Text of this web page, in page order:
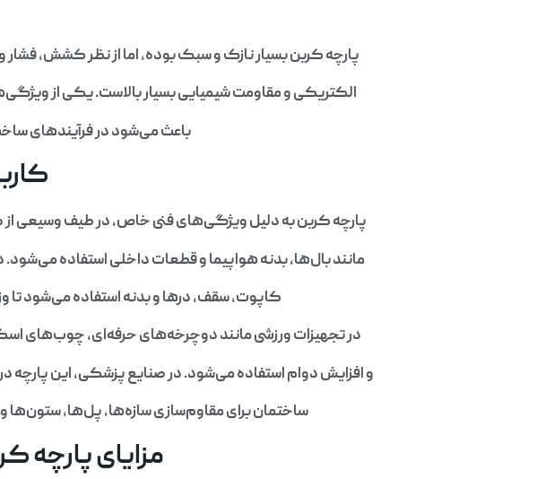
پارچه کربن بسیار نازک و سبک بوده، اما از نظر کشش، فشار و
الکتریکی و مقاومت شیمیایی بسیار بالاست. یکی از
باعث می‌شود در فرآیندهای
پارچه کربن به دلیل ویژگی‌های فنی خاص، در طیف وسیعی از
مانند بال‌ها، بدنه هواپیما و قطعات داخلی استفاده
کاپوت، سقف، درها و بدنه استفاده می‌شود
در تجهیزات ورزشی مانند دوچرخه‌های حرفه‌ای، چوب‌های
و افزایش دوام استفاده می‌شود. در صنایع پزشکی، این
ساختمان برای مقاوم‌سازی سازه‌ها، پل‌ها، ستون‌ها و
مزایای پارچه